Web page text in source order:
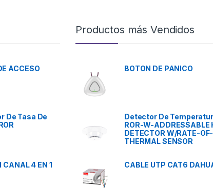
ACCESO
De Tasa De
CANAL 4 EN 1
Productos más Vendidos
BOTON DE PANICO
Detector De
ROR-W-ADDRESSABLE
DETECTOR W/RATE-
THERMAL SENSOR
CABLE UTP CAT6